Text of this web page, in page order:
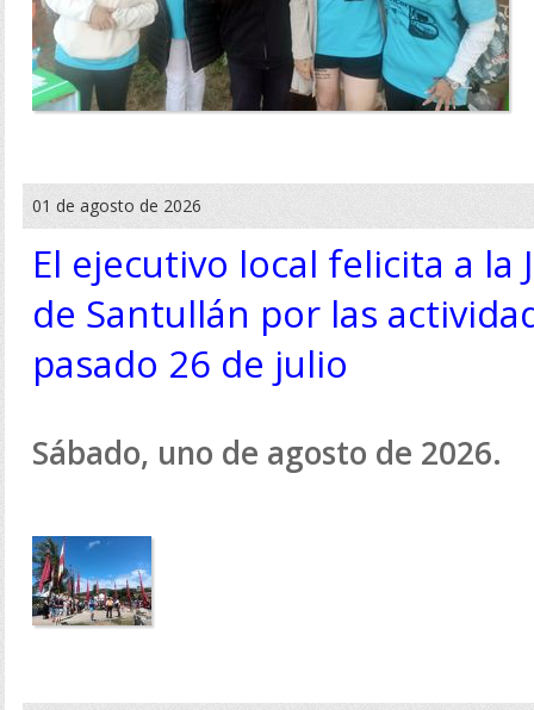
01 de agosto de 2026
El ejecutivo local felicita a la
de Santullán por las
pasado 26 de julio
Sábado, uno de agosto de 2026.